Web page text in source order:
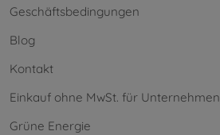
Geschäftsbedingungen
Blog
Kontakt
Einkauf ohne MwSt. für Unternehmen
Grüne Energie